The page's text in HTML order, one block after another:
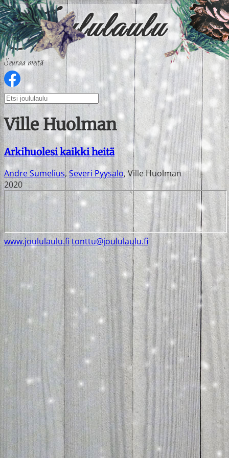
Seuraa meitä
Ville Huolman
Arkihuolesi kaikki heitä
Andre Sumelius,Severi Pyysalo,Ville Huolman
2020
www.joululaulu.fitonttu@joululaulu.fi